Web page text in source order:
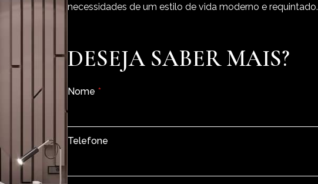
necessidades de um estilo de vida moderno e requintado.
DESEJA SABER MAIS?
Nome *
Telefone